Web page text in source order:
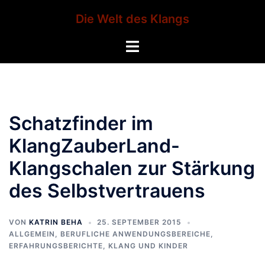
Die Welt des Klangs
Menü
Schatzfinder im
KlangZauberLand-
Klangschalen zur Stärkung
des Selbstvertrauens
VON KATRIN BEHA
25. SEPTEMBER 2015
ALLGEMEIN , BERUFLICHE ANWENDUNGSBEREICHE,
ERFAHRUNGSBERICHTE, KLANG UND KINDER